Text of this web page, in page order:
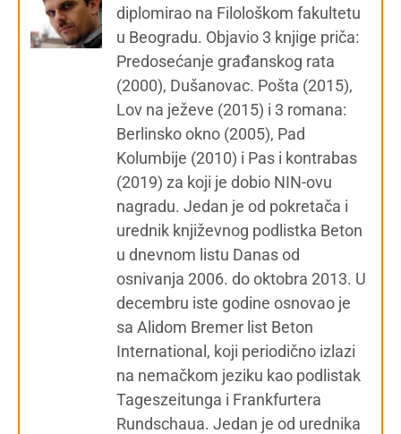
diplomirao na Filološkom fakultetu
u Beogradu. Objavio 3 knjige priča:
Predosećanje građanskog rata
(2000), Dušanovac. Pošta (2015),
Lov na ježeve (2015) i 3 romana:
Berlinsko okno (2005), Pad
Kolumbije (2010) i Pas i kontrabas
(2019) za koji je dobio NIN-ovu
nagradu. Jedan je od pokretača i
urednik književnog podlistka Beton
u dnevnom listu Danas od
osnivanja 2006. do oktobra 2013. U
decembru iste godine osnovao je
sa Alidom Bremer list Beton
International, koji periodično izlazi
na nemačkom jeziku kao podlistak
Tageszeitunga i Frankfurtera
Rundschaua. Jedan je od urednika